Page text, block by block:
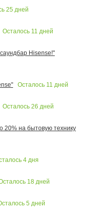
25 дней
Осталось 11 дней
Hisense!"
Осталось 11 дней
Осталось 26 дней
20% на бытовую технику
4 дня
18 дней
5 дней